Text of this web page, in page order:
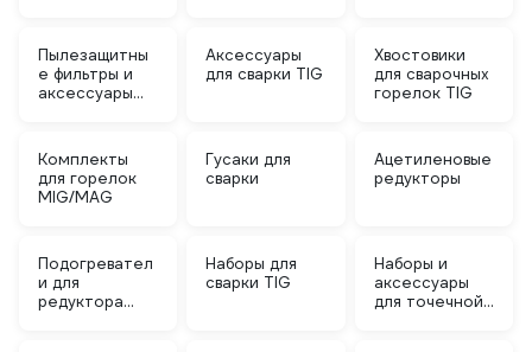
Пылезащитны
е фильтры и
аксессуары
Аксессуары
для сварки TIG
Хвостовики
для сварочных
горелок TIG
Комплекты
для горелок
MIG/MAG
Гусаки для
сварки
Ацетиленовые
редукторы
Подогревател
и для
редуктора
Наборы для
сварки TIG
Наборы и
аксессуары
для точечной